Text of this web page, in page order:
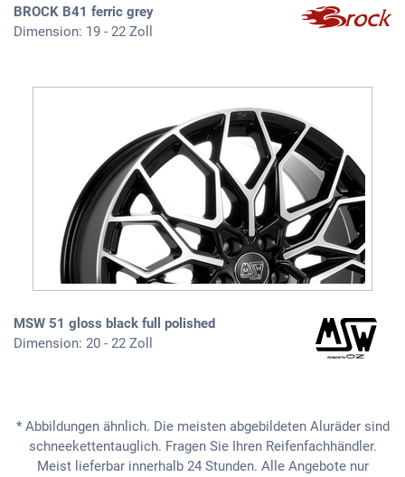
BROCK B41 ferric grey
Dimension: 19 - 22 Zoll
MSW 51 gloss black full polished
Dimension: 20 - 22 Zoll
* Abbildungen ähnlich. Die meisten abgebildeten Aluräder sind
schneekettentauglich. Fragen Sie Ihren Reifenfachhändler.
Meist lieferbar innerhalb 24 Stunden. Alle Angebote nur